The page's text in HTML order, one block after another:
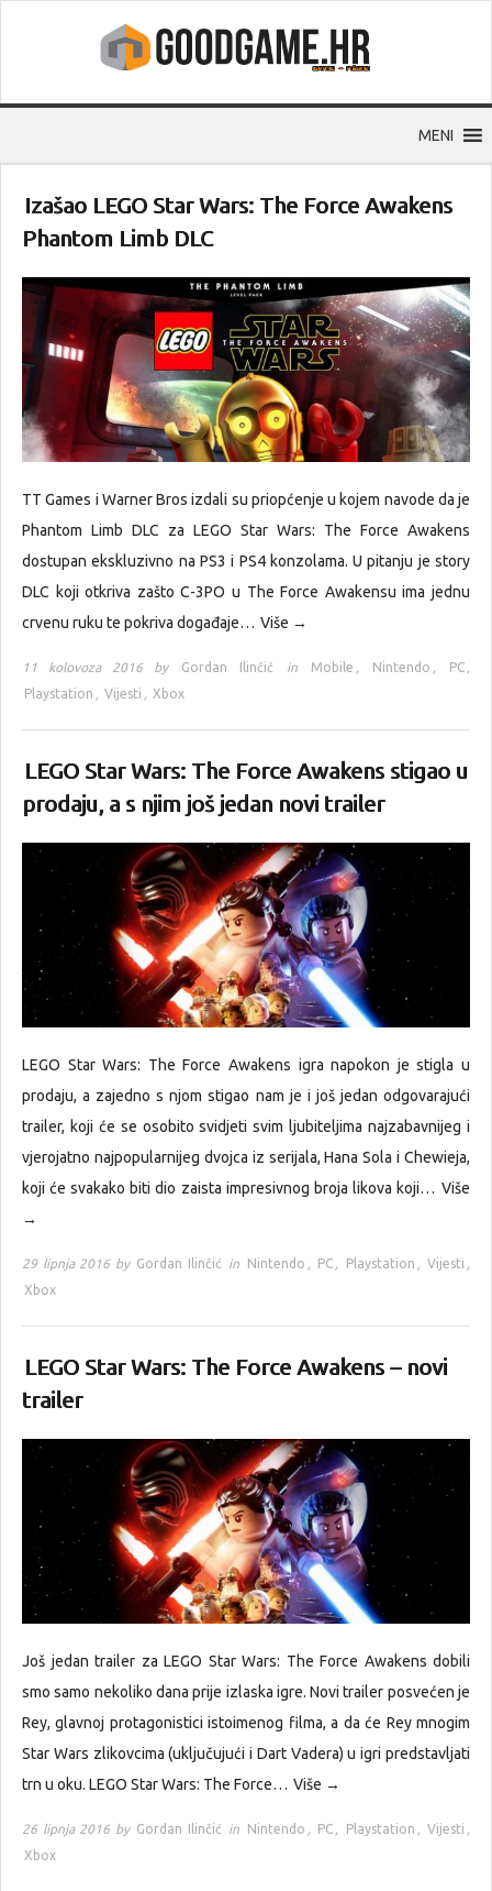
MENI
Izašao LEGO Star Wars: The Force Awakens
Phantom Limb DLC
TT Games i Warner Bros izdali su priopćenje u kojem navode da je
Phantom Limb DLC za LEGO Star Wars: The Force Awakens
dostupan ekskluzivno na PS3 i PS4 konzolama. U pitanju je story
DLC koji otkriva zašto C-3PO u The Force Awakensu ima jednu
crvenu ruku te pokriva događaje… Više →
11 kolovoza 2016 by Gordan Ilinčić in Mobile , Nintendo , PC ,
Playstation , Vijesti , Xbox
LEGO Star Wars: The Force Awakens stigao u
prodaju, a s njim još jedan novi trailer
LEGO Star Wars: The Force Awakens igra napokon je stigla u
prodaju, a zajedno s njom stigao nam je i još jedan odgovarajući
trailer, koji će se osobito svidjeti svim ljubiteljima najzabavnijeg i
vjerojatno najpopularnijeg dvojca iz serijala, Hana Sola i Chewieja,
koji će svakako biti dio zaista impresivnog broja likova koji… Više
→
29 lipnja 2016 by Gordan Ilinčić in Nintendo , PC , Playstation , Vijesti ,
Xbox
LEGO Star Wars: The Force Awakens – novi
trailer
Još jedan trailer za LEGO Star Wars: The Force Awakens dobili
smo samo nekoliko dana prije izlaska igre. Novi trailer posvećen je
Rey, glavnoj protagonistici istoimenog filma, a da će Rey mnogim
Star Wars zlikovcima (uključujući i Dart Vadera) u igri predstavljati
trn u oku. LEGO Star Wars: The Force… Više →
26 lipnja 2016 by Gordan Ilinčić in Nintendo , PC , Playstation , Vijesti ,
Xbox